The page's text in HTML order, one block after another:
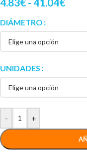
DIÁMETRO
UNIDADES
- +